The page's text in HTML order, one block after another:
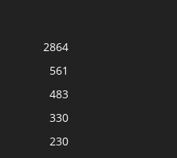
2864
561
483
330
230